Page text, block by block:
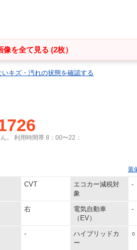
像を全て見る (2枚）
キズ・汚れの状態を確認する
。 利用時間帯 8：00〜22：
装
CVT
エコカー減税対
象
-
右
電気自動車
（EV）
-
-
ハイブリッドカ
ー
○